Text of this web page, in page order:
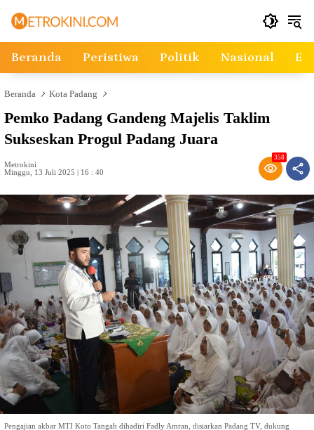
Beranda Peristiwa Politik Nasional
Beranda Kota Padang
Pemko Padang Gandeng Majelis Taklim
Sukseskan Progul Padang Juara
Metrokini
Minggu, 13 Juli 2025 | 16 : 40
358
Pengajian akbar MTI Koto Tangah dihadiri Fadly Amran, disiarkan Padang TV, dukung